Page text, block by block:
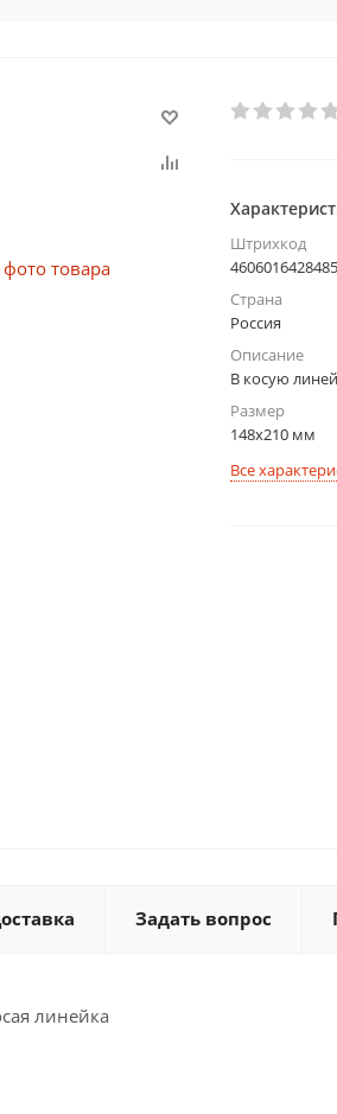
Штрихкод
4606016428485
Страна
Россия
Описание
В косую
Размер
148х210 мм
Все
Задать вопрос
линейка